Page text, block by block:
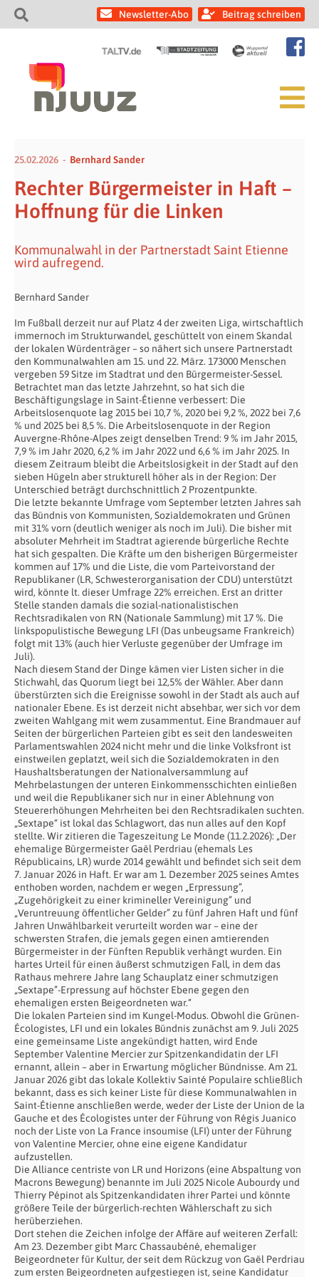
Newsletter-Abo Beitrag schreiben
25.02.2026 Bernhard Sander
Rechter Bürgermeister in Haft –
Hoffnung für die Linken
Kommunalwahl in der Partnerstadt Saint Etienne
wird aufregend.
Bernhard Sander
Im Fußball derzeit nur auf Platz 4 der zweiten Liga, wirtschaftlich
immernoch im Strukturwandel, geschüttelt von einem Skandal
der lokalen Würdenträger – so nähert sich unsere Partnerstadt
den Kommunalwahlen am 15. und 22. März. 173000 Menschen
vergeben 59 Sitze im Stadtrat und den Bürgermeister-Sessel.
Betrachtet man das letzte Jahrzehnt, so hat sich die
Beschäftigungslage in Saint-Étienne verbessert: Die
Arbeitslosenquote lag 2015 bei 10,7 %, 2020 bei 9,2 %, 2022 bei 7,6
% und 2025 bei 8,5 %. Die Arbeitslosenquote in der Region
Auvergne-Rhône-Alpes zeigt denselben Trend: 9 % im Jahr 2015,
7,9 % im Jahr 2020, 6,2 % im Jahr 2022 und 6,6 % im Jahr 2025. In
diesem Zeitraum bleibt die Arbeitslosigkeit in der Stadt auf den
sieben Hügeln aber strukturell höher als in der Region: Der
Unterschied beträgt durchschnittlich 2 Prozentpunkte.
Die letzte bekannte Umfrage vom September letzten Jahres sah
das Bündnis von Kommunisten, Sozialdemokraten und Grünen
mit 31% vorn (deutlich weniger als noch im Juli). Die bisher mit
absoluter Mehrheit im Stadtrat agierende bürgerliche Rechte
hat sich gespalten. Die Kräfte um den bisherigen Bürgermeister
kommen auf 17% und die Liste, die vom Parteivorstand der
Republikaner (LR, Schwesterorganisation der CDU) unterstützt
wird, könnte lt. dieser Umfrage 22% erreichen. Erst an dritter
Stelle standen damals die sozial-nationalistischen
Rechtsradikalen von RN (Nationale Sammlung) mit 17 %. Die
linkspopulistische Bewegung LFI (Das unbeugsame Frankreich)
folgt mit 13% (auch hier Verluste gegenüber der Umfrage im
Juli).
Nach diesem Stand der Dinge kämen vier Listen sicher in die
Stichwahl, das Quorum liegt bei 12,5% der Wähler. Aber dann
überstürzten sich die Ereignisse sowohl in der Stadt als auch auf
nationaler Ebene. Es ist derzeit nicht absehbar, wer sich vor dem
zweiten Wahlgang mit wem zusammentut. Eine Brandmauer auf
Seiten der bürgerlichen Parteien gibt es seit den landesweiten
Parlamentswahlen 2024 nicht mehr und die linke Volksfront ist
einstweilen geplatzt, weil sich die Sozialdemokraten in den
Haushaltsberatungen der Nationalversammlung auf
Mehrbelastungen der unteren Einkommensschichten einließen
und weil die Republikaner sich nur in einer Ablehnung von
Steuererhöhungen Mehrheiten bei den Rechtsradikalen suchten.
„Sextape“ ist lokal das Schlagwort, das nun alles auf den Kopf
stellte. Wir zitieren die Tageszeitung Le Monde (11.2.2026): „Der
ehemalige Bürgermeister Gaël Perdriau (ehemals Les
Républicains, LR) wurde 2014 gewählt und befindet sich seit dem
7. Januar 2026 in Haft. Er war am 1. Dezember 2025 seines Amtes
enthoben worden, nachdem er wegen „Erpressung”,
„Zugehörigkeit zu einer krimineller Vereinigung” und
„Veruntreuung öffentlicher Gelder” zu fünf Jahren Haft und fünf
Jahren Unwählbarkeit verurteilt worden war – eine der
schwersten Strafen, die jemals gegen einen amtierenden
Bürgermeister in der Fünften Republik verhängt wurden. Ein
hartes Urteil für einen äußerst schmutzigen Fall, in dem das
Rathaus mehrere Jahre lang Schauplatz einer schmutzigen
„Sextape”-Erpressung auf höchster Ebene gegen den
ehemaligen ersten Beigeordneten war.“
Die lokalen Parteien sind im Kungel-Modus. Obwohl die Grünen-
Écologistes, LFI und ein lokales Bündnis zunächst am 9. Juli 2025
eine gemeinsame Liste angekündigt hatten, wird Ende
September Valentine Mercier zur Spitzenkandidatin der LFI
ernannt, allein – aber in Erwartung möglicher Bündnisse. Am 21.
Januar 2026 gibt das lokale Kollektiv Sainté Populaire schließlich
bekannt, dass es sich keiner Liste für diese Kommunalwahlen in
Saint-Étienne anschließen werde, weder der Liste der Union de la
Gauche et des Écologistes unter der Führung von Régis Juanico
noch der Liste von La France insoumise (LFI) unter der Führung
von Valentine Mercier, ohne eine eigene Kandidatur
aufzustellen.
Die Alliance centriste von LR und Horizons (eine Abspaltung von
Macrons Bewegung) benannte im Juli 2025 Nicole Aubourdy und
Thierry Pépinot als Spitzenkandidaten ihrer Partei und könnte
größere Teile der bürgerlich-rechten Wählerschaft zu sich
herüberziehen.
Dort stehen die Zeichen infolge der Affäre auf weiteren Zerfall:
Am 23. Dezember gibt Marc Chassaubéné, ehemaliger
Beigeordneter für Kultur, der seit dem Rückzug von Gaël Perdriau
zum ersten Beigeordneten aufgestiegen ist, seine Kandidatur